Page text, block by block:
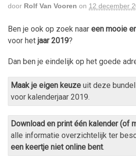
door Rolf Van Vooren on 12 december
Ben je ook op zoek naar een mooie
voor het jaar2019?
Dan ben je eindelijk op het goede
Maak je eigen keuze uit deze
voor kalenderjaar 2019.
Download en print één kalender (of
alle informatie overzichtelijk ter
een keertje niet online bent.